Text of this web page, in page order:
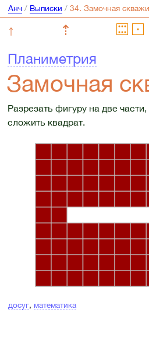
Анч/ Выписки /
↑ ⇡
Планиметрия
Замочная
Разрезать фигуру на две
сложить квадрат.
досуг, математика